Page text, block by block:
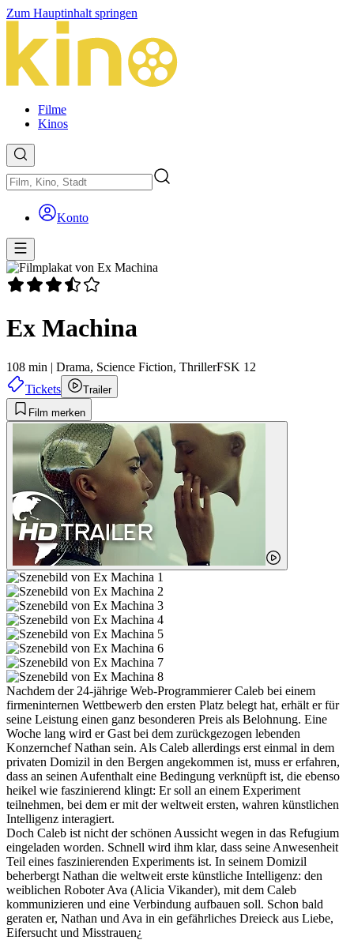
Zum Hauptinhalt springen
Filme
Kinos
Konto
Ex Machina
108 min | Drama, Science Fiction, ThrillerFSK 12
Tickets
Trailer
Film merken
Nachdem der 24-jährige Web-Programmierer Caleb bei einem
firmeninternen Wettbewerb den ersten Platz belegt hat, erhält er für
seine Leistung einen ganz besonderen Preis als Belohnung. Eine
Woche lang wird er Gast bei dem zurückgezogen lebenden
Konzernchef Nathan sein. Als Caleb allerdings erst einmal in dem
privaten Domizil in den Bergen angekommen ist, muss er erfahren,
dass an seinen Aufenthalt eine Bedingung verknüpft ist, die ebenso
heikel wie faszinierend klingt: Er soll an einem Experiment
teilnehmen, bei dem er mit der weltweit ersten, wahren künstlichen
Intelligenz interagiert.
Doch Caleb ist nicht der schönen Aussicht wegen in das Refugium
eingeladen worden. Schnell wird ihm klar, dass seine Anwesenheit
Teil eines faszinierenden Experiments ist. In seinem Domizil
beherbergt Nathan die weltweit erste künstliche Intelligenz: den
weiblichen Roboter Ava (Alicia Vikander), mit dem Caleb
kommunizieren und eine Verbindung aufbauen soll. Schon bald
geraten er, Nathan und Ava in ein gefährliches Dreieck aus Liebe,
Eifersucht und Misstrauen¿